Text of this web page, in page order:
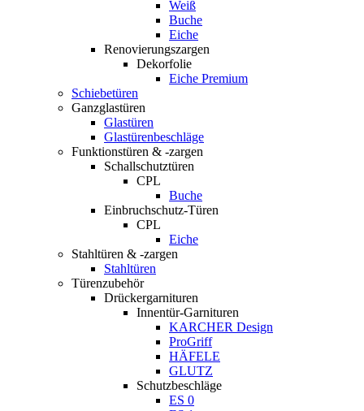
Weiß
Buche
Eiche
Renovierungszargen
Dekorfolie
Eiche Premium
Schiebetüren
Ganzglastüren
Glastüren
Glastürenbeschläge
Funktionstüren & -zargen
Schallschutztüren
CPL
Buche
Einbruchschutz-Türen
CPL
Eiche
Stahltüren & -zargen
Stahltüren
Türenzubehör
Drückergarnituren
Innentür-Garnituren
KARCHER Design
ProGriff
HÄFELE
GLUTZ
Schutzbeschläge
ES 0